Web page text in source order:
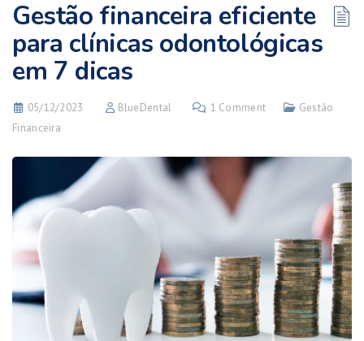
Gestão financeira eficiente
para clínicas odontológicas
em 7 dicas
05/12/2023 BlueDental 1 Comment
Gestão
Financeira